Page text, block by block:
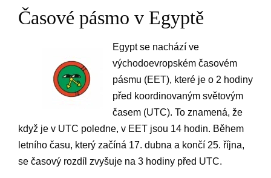
Časové pásmo v Egyptě
Egypt se nachází ve
východoevropském časovém
pásmu (EET), které je o 2 hodiny
před koordinovaným světovým
časem (UTC). To znamená, že
když je v UTC poledne, v EET jsou 14 hodin. Během
letního času, který začíná 17. dubna a končí 25. října,
se časový rozdíl zvyšuje na 3 hodiny před UTC.